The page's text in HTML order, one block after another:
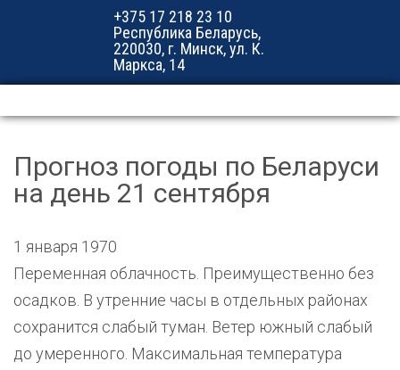
+375 17 218 23 10
Республика Беларусь,
220030, г. Минск, ул. К.
Маркса, 14
Прогноз погоды по Беларуси
на день 21 сентября
1 января 1970
Переменная облачность. Преимущественно без
осадков. В утренние часы в отдельных районах
сохранится слабый туман. Ветер южный слабый
до умеренного. Максимальная температура